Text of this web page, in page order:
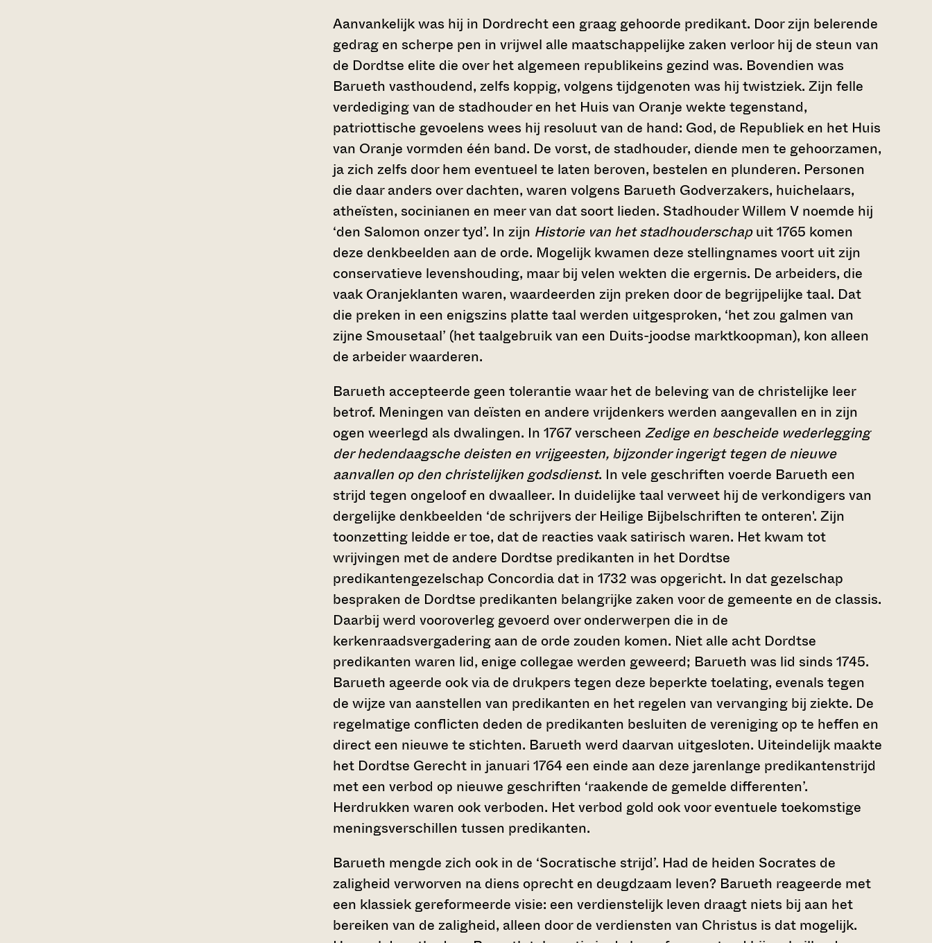
Aanvankelijk was hij in Dordrecht een graag gehoorde predikant. Door zijn belerende
gedrag en scherpe pen in vrijwel alle maatschappelijke zaken verloor hij de steun van
de Dordtse elite die over het algemeen republikeins gezind was. Bovendien was
Barueth vasthoudend, zelfs koppig, volgens tijdgenoten was hij twistziek. Zijn felle
verdediging van de stadhouder en het Huis van Oranje wekte tegenstand,
patriottische gevoelens wees hij resoluut van de hand: God, de Republiek en het Huis
van Oranje vormden één band. De vorst, de stadhouder, diende men te gehoorzamen,
ja zich zelfs door hem eventueel te laten beroven, bestelen en plunderen. Personen
die daar anders over dachten, waren volgens Barueth Godverzakers, huichelaars,
atheïsten, socinianen en meer van dat soort lieden. Stadhouder Willem V noemde hij
‘den Salomon onzer tyd’. In zijn Historie van het stadhouderschapuit 1765 komen
deze denkbeelden aan de orde. Mogelijk kwamen deze stellingnames voort uit zijn
conservatieve levenshouding, maar bij velen wekten die ergernis. De arbeiders, die
vaak Oranjeklanten waren, waardeerden zijn preken door de begrijpelijke taal. Dat
die preken in een enigszins platte taal werden uitgesproken, ‘het zou galmen van
zijne Smousetaal’ (het taalgebruik van een Duits-joodse marktkoopman), kon alleen
de arbeider waarderen.
Barueth accepteerde geen tolerantie waar het de beleving van de christelijke leer
betrof. Meningen van deïsten en andere vrijdenkers werden aangevallen en in zijn
ogen weerlegd als dwalingen. In 1767 verscheen Zedige en bescheide wederlegging
der hedendaagsche deisten en vrijgeesten, bijzonder ingerigt tegen de nieuwe
aanvallen op den christelijken godsdienst. In vele geschriften voerde Barueth een
strijd tegen ongeloof en dwaalleer. In duidelijke taal verweet hij de verkondigers van
dergelijke denkbeelden ‘de schrijvers der Heilige Bijbelschriften te onteren'. Zijn
toonzetting leidde er toe, dat de reacties vaak satirisch waren. Het kwam tot
wrijvingen met de andere Dordtse predikanten in het Dordtse
predikantengezelschap Concordia dat in 1732 was opgericht. In dat gezelschap
bespraken de Dordtse predikanten belangrijke zaken voor de gemeente en de classis.
Daarbij werd vooroverleg gevoerd over onderwerpen die in de
kerkenraadsvergadering aan de orde zouden komen. Niet alle acht Dordtse
predikanten waren lid, enige collegae werden geweerd; Barueth was lid sinds 1745.
Barueth ageerde ook via de drukpers tegen deze beperkte toelating, evenals tegen
de wijze van aanstellen van predikanten en het regelen van vervanging bij ziekte. De
regelmatige conflicten deden de predikanten besluiten de vereniging op te heffen en
direct een nieuwe te stichten. Barueth werd daarvan uitgesloten. Uiteindelijk maakte
het Dordtse Gerecht in januari 1764 een einde aan deze jarenlange predikantenstrijd
met een verbod op nieuwe geschriften ‘raakende de gemelde differenten’.
Herdrukken waren ook verboden. Het verbod gold ook voor eventuele toekomstige
meningsverschillen tussen predikanten.
Barueth mengde zich ook in de ‘Socratische strijd’. Had de heiden Socrates de
zaligheid verworven na diens oprecht en deugdzaam leven? Barueth reageerde met
een klassiek gereformeerde visie: een verdienstelijk leven draagt niets bij aan het
bereiken van de zaligheid, alleen door de verdiensten van Christus is dat mogelijk.